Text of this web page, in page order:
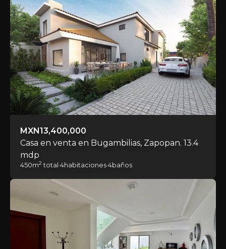
MXN13,400,000
Casa en venta en Bugambilias, Zapopan. 13.4
mdp
450m2 total·4habitaciones·4baños